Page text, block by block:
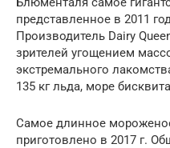
представленное в 2011
Производитель Dairy
зрителей угощением
экстремального
135 кг льда, море
Самое длинное
приготовлено в 2017 г.